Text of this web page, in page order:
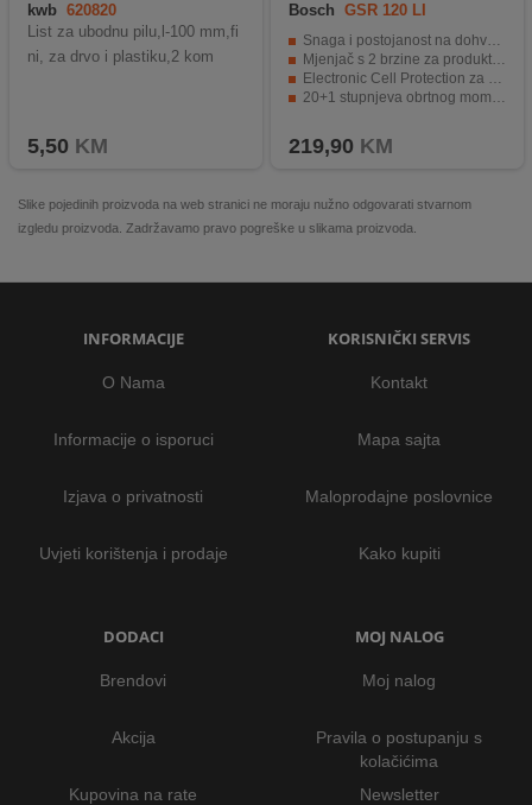
kwb 620820
List za ubodnu pilu,l-100 mm,fi
ni, za drvo i plastiku,2 kom
5,50 KM
Bosch GSR 120 LI
Snaga i postojanost na dohvat ruke
Mjenjač s 2 brzine za produktivnost
Electronic Cell Protection za dulji vijek trajanja akumulatora
20+1 stupnjeva obrtnog momenta
219,90 KM
Slike pojedinih proizvoda na web stranici ne moraju nužno odgovarati stvarnom
izgledu proizvoda. Zadržavamo pravo pogreške u slikama proizvoda.
INFORMACIJE
O Nama
Informacije o isporuci
Izjava o privatnosti
Uvjeti korištenja i prodaje
KORISNIČKI SERVIS
Kontakt
Mapa sajta
Maloprodajne poslovnice
Kako kupiti
DODACI
Brendovi
Akcija
Kupovina na rate
MOJ NALOG
Moj nalog
Pravila o postupanju s
kolačićima
Newsletter